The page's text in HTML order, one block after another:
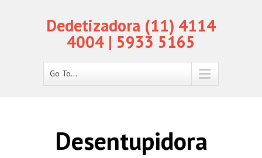
Dedetizadora (11) 4114
4004 | 5933 5165
Go To...
Desentupidora